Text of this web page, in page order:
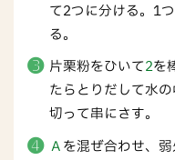
て2つに分ける。1
る。
片栗粉をひいて2を
たらとりだして水
切って串にさす。
Ａを混ぜ合わせ、